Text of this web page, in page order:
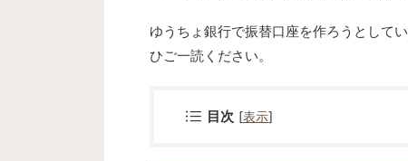
ゆうちょ銀行で振替口座を作ろうとして
ひご一読ください。
目次 [表示]